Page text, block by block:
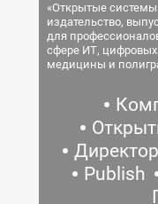
«Открытые
издательство,
для
сфере ИТ, цифровых
медицины и
Publish